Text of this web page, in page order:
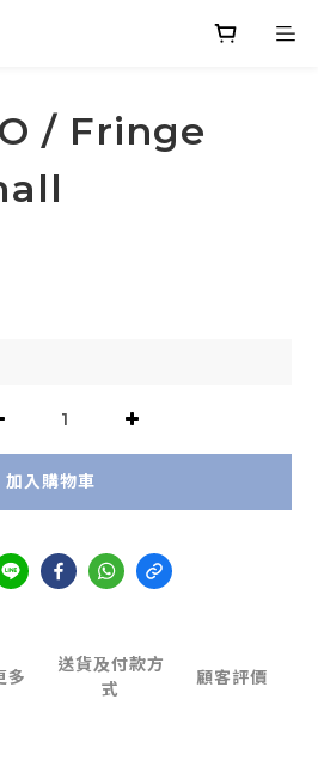
/ Fringe
加入購物車
多
送貨及付款方
式
顧客評價